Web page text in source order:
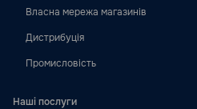
Власна мережа магазинів
Дистрибуція
Промисловість
Наші послуги